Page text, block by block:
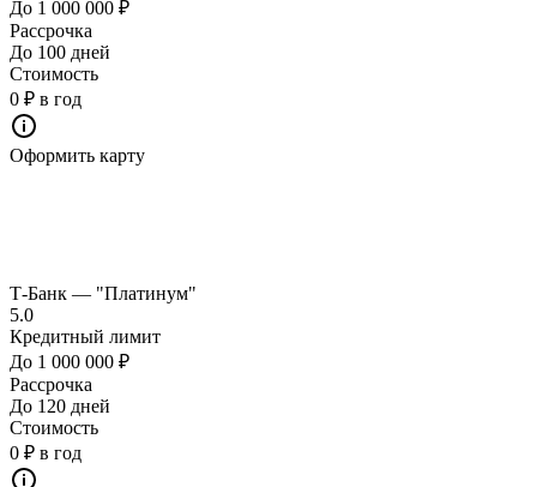
До 1 000 000 ₽
Рассрочка
До 100 дней
Стоимость
0 ₽ в год
Оформить карту
Т-Банк — "Платинум"
5.0
Кредитный лимит
До 1 000 000 ₽
Рассрочка
До 120 дней
Стоимость
0 ₽ в год